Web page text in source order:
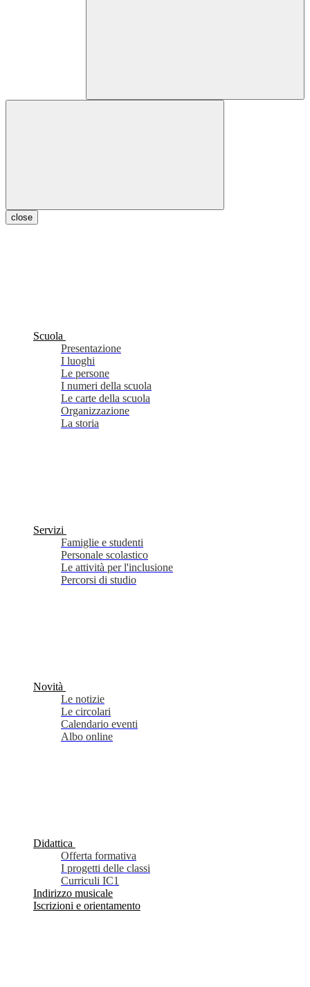
close
Scuola
Presentazione
I luoghi
Le persone
I numeri della scuola
Le carte della scuola
Organizzazione
La storia
Servizi
Famiglie e studenti
Personale scolastico
Le attività per l'inclusione
Percorsi di studio
Novità
Le notizie
Le circolari
Calendario eventi
Albo online
Didattica
Offerta formativa
I progetti delle classi
Curriculi IC1
Indirizzo musicale
Iscrizioni e orientamento